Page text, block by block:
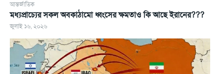
আন্তর্জাতিক
মধ্যপ্রাচ্যের সকল অবকাঠামো ধ্বংসের ক্ষমতাও কি আছে ইরানের???
জুলাই ১৬, ২০২৬